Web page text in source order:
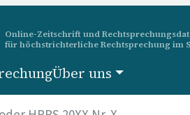
Online-Zeitschrift und
für höchstrichterliche Rechtsprechung im
Über uns